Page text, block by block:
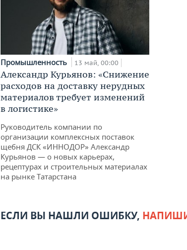
Промышленность 13 май, 00:00
Александр Курьянов: «Снижение
расходов на доставку нерудных
материалов требует изменений
в логистике»
Руководитель компании по
организации комплексных поставок
щебня ДСК «ИННОДОР» Александр
Курьянов — о новых карьерах,
рецептурах и строительных материалах
на рынке Татарстана
ЕСЛИ ВЫ НАШЛИ ОШИБКУ,